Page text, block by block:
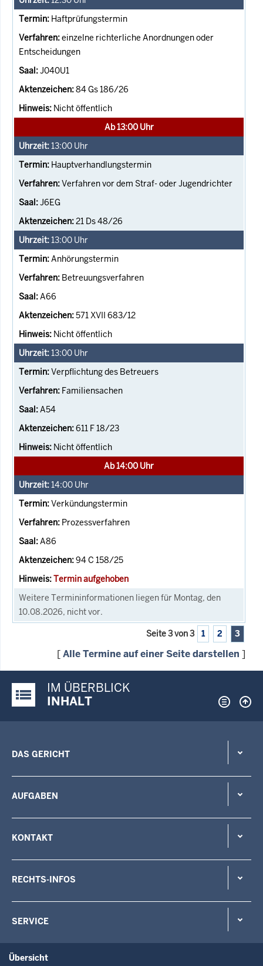
Haftprüfungstermin
einzelne richterliche Anordnungen oder
Entscheidungen
J040U1
84 Gs 186/26
Nicht öffentlich
Ab 13:00 Uhr
13:00 Uhr
Hauptverhandlungstermin
Verfahren vor dem Straf- oder Jugendrichter
J6EG
21 Ds 48/26
13:00 Uhr
Anhörungstermin
Betreuungsverfahren
A66
571 XVII 683/12
Nicht öffentlich
13:00 Uhr
Verpflichtung des Betreuers
Familiensachen
A54
611 F 18/23
Nicht öffentlich
Ab 14:00 Uhr
14:00 Uhr
Verkündungstermin
Prozessverfahren
A86
94 C 158/25
Termin aufgehoben
Weitere Termininformationen liegen für Montag, den
10.08.2026, nicht vor.
Seite 3 von 3 1 2 3
[Alle Termine auf einer Seite darstellen ]
Justiz-Portal im Überblick:
IM ÜBERBLICK
INHALT
DAS GERICHT
AUFGABEN
KONTAKT
RECHTS-INFOS
SERVICE
Übersicht